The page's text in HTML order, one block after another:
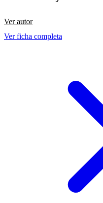
Ver autor
Ver ficha completa